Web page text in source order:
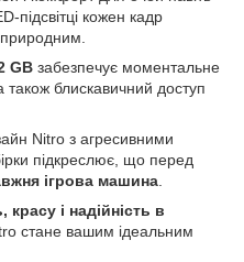
підсвітці кожен кадр
GB забезпечує моментальне
також блискавичний доступ
Nitro з агресивними
підкреслює, що перед
ігрова машина
красу і надійність в
стане вашим ідеальним